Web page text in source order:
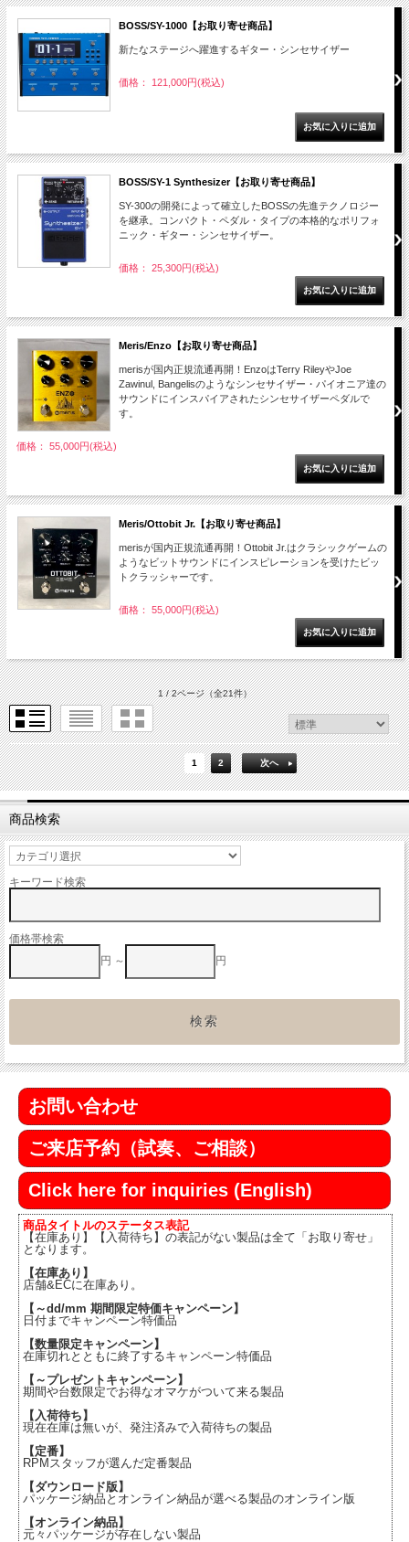
BOSS/SY-1000【お取り寄せ商品】
新たなステージへ躍進するギター・シンセサイザー
価格： 121,000円(税込)
BOSS/SY-1 Synthesizer【お取り寄せ商品】
SY-300の開発によって確立したBOSSの先進テクノロジー
を継承。コンパクト・ペダル・タイプの本格的なポリフォ
ニック・ギター・シンセサイザー。
価格： 25,300円(税込)
Meris/Enzo【お取り寄せ商品】
merisが国内正規流通再開！EnzoはTerry RileyやJoe
Zawinul, Bangelisのようなシンセサイザー・パイオニア達の
サウンドにインスパイアされたシンセサイザーペダルで
す。
価格： 55,000円(税込)
Meris/Ottobit Jr.【お取り寄せ商品】
merisが国内正規流通再開！Ottobit Jr.はクラシックゲームの
ようなビットサウンドにインスピレーションを受けたビッ
トクラッシャーです。
価格： 55,000円(税込)
1 / 2ページ（全21件）
1 2 次へ
商品検索
キーワード検索
価格帯検索
円 ～
円
お問い合わせ
ご来店予約（試奏、ご相談）
Click here for inquiries (English)
商品タイトルのステータス表記
【在庫あり】【入荷待ち】の表記がない製品は全て「お取り寄せ」
となります。
【在庫あり】
店舗&ECに在庫あり。
【～dd/mm 期間限定特価キャンペーン】
日付までキャンペーン特価品
【数量限定キャンペーン】
在庫切れとともに終了するキャンペーン特価品
【～プレゼントキャンペーン】
期間や台数限定でお得なオマケがついて来る製品
【入荷待ち】
現在在庫は無いが、発注済みで入荷待ちの製品
【定番】
RPMスタッフが選んだ定番製品
【ダウンロード版】
パッケージ納品とオンライン納品が選べる製品のオンライン版
【オンライン納品】
元々パッケージが存在しない製品